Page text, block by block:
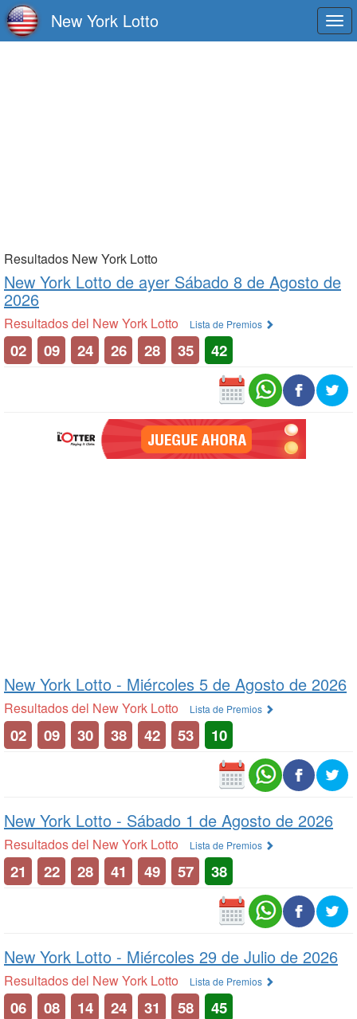
New York Lotto
Resultados New York Lotto
New York Lotto de ayer Sábado 8 de Agosto de
2026
Resultados del New York Lotto Lista de Premios
02 09 24 26 28 35 42
New York Lotto - Miércoles 5 de Agosto de 2026
Resultados del New York Lotto Lista de Premios
02 09 30 38 42 53 10
New York Lotto - Sábado 1 de Agosto de 2026
Resultados del New York Lotto Lista de Premios
21 22 28 41 49 57 38
New York Lotto - Miércoles 29 de Julio de 2026
Resultados del New York Lotto Lista de Premios
06 08 14 24 31 58 45